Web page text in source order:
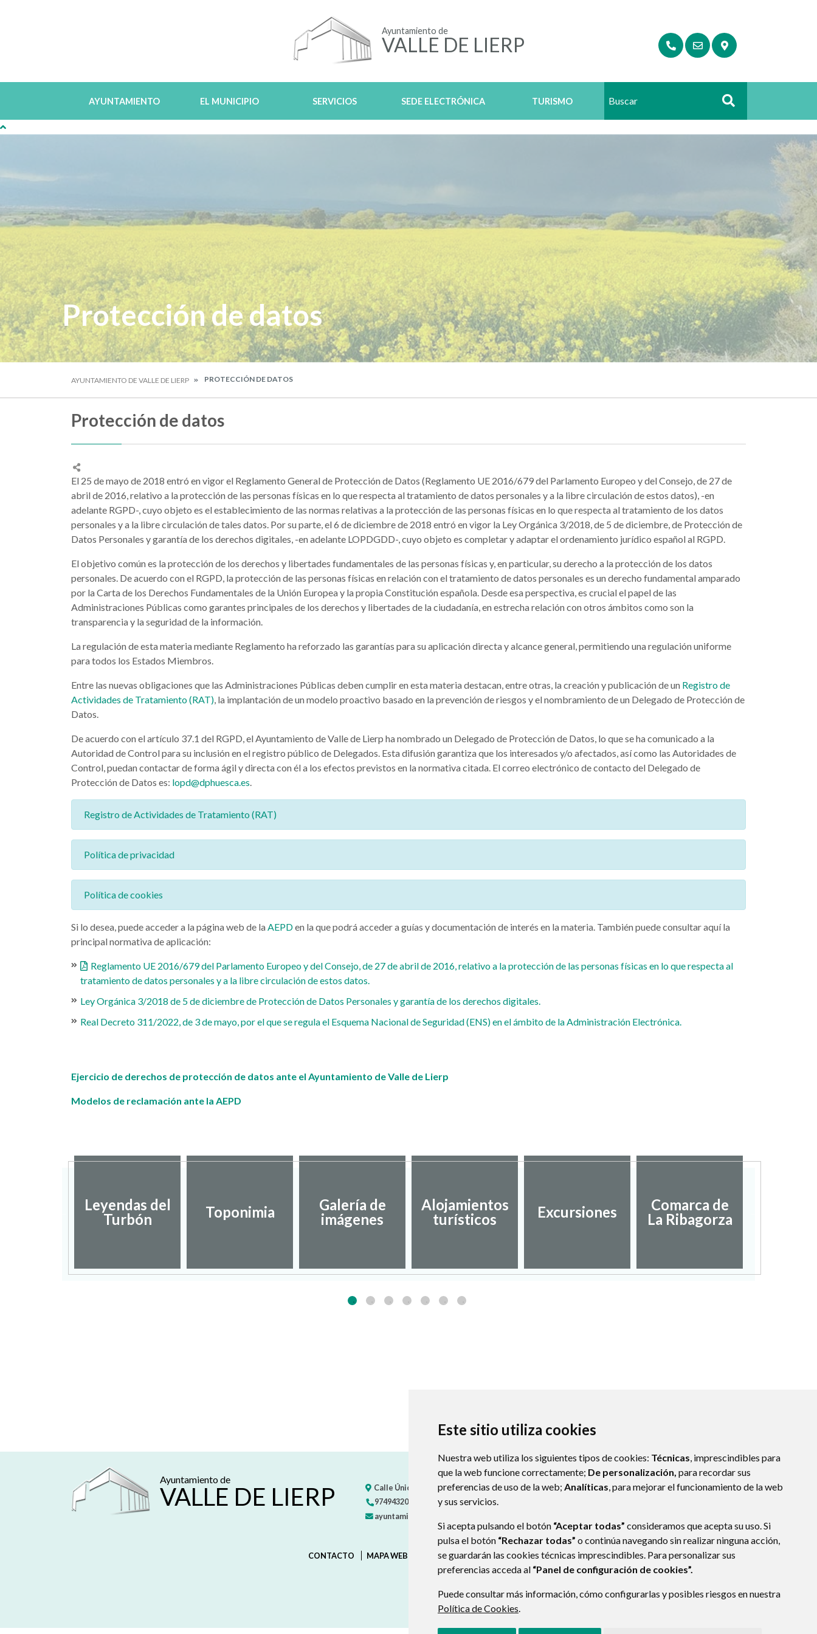
Este sitio utiliza cookies
Nuestra web utiliza los siguientes tipos de cookies: Técnicas, imprescindibles para
que la web funcione correctamente; De personalización, para recordar sus
preferencias de uso de la web; Analíticas, para mejorar el funcionamiento de la web
y sus servicios.
Si acepta pulsando el botón “Aceptar todas” consideramos que acepta su uso. Si
pulsa el botón “Rechazar todas” o continúa navegando sin realizar ninguna acción,
se guardarán las cookies técnicas imprescindibles. Para personalizar sus
preferencias acceda al “Panel de configuración de cookies”.
Puede consultar más información, cómo configurarlas y posibles riesgos en nuestra
Política de Cookies.
Ayuntamiento de
VALLE DE LIERP
AYUNTAMIENTO EL MUNICIPIO SERVICIOS SEDE ELECTRÓNICA TURISMO Buscar
Protección de datos
AYUNTAMIENTO DE VALLE DE LIERP PROTECCIÓN DE DATOS
Protección de datos
El 25 de mayo de 2018 entró en vigor el Reglamento General de Protección de Datos (Reglamento UE 2016/679 del Parlamento Europeo y del Consejo, de 27 de
abril de 2016, relativo a la protección de las personas físicas en lo que respecta al tratamiento de datos personales y a la libre circulación de estos datos), -en
adelante RGPD-, cuyo objeto es el establecimiento de las normas relativas a la protección de las personas físicas en lo que respecta al tratamiento de los datos
personales y a la libre circulación de tales datos. Por su parte, el 6 de diciembre de 2018 entró en vigor la Ley Orgánica 3/2018, de 5 de diciembre, de Protección de
Datos Personales y garantía de los derechos digitales, -en adelante LOPDGDD-, cuyo objeto es completar y adaptar el ordenamiento jurídico español al RGPD.
El objetivo común es la protección de los derechos y libertades fundamentales de las personas físicas y, en particular, su derecho a la protección de los datos
personales. De acuerdo con el RGPD, la protección de las personas físicas en relación con el tratamiento de datos personales es un derecho fundamental amparado
por la Carta de los Derechos Fundamentales de la Unión Europea y la propia Constitución española. Desde esa perspectiva, es crucial el papel de las
Administraciones Públicas como garantes principales de los derechos y libertades de la ciudadanía, en estrecha relación con otros ámbitos como son la
transparencia y la seguridad de la información.
La regulación de esta materia mediante Reglamento ha reforzado las garantías para su aplicación directa y alcance general, permitiendo una regulación uniforme
para todos los Estados Miembros.
Entre las nuevas obligaciones que las Administraciones Públicas deben cumplir en esta materia destacan, entre otras, la creación y publicación de un Registro de
Actividades de Tratamiento (RAT), la implantación de un modelo proactivo basado en la prevención de riesgos y el nombramiento de un Delegado de Protección de
Datos.
De acuerdo con el artículo 37.1 del RGPD, el Ayuntamiento de Valle de Lierp ha nombrado un Delegado de Protección de Datos, lo que se ha comunicado a la
Autoridad de Control para su inclusión en el registro público de Delegados. Esta difusión garantiza que los interesados y/o afectados, así como las Autoridades de
Control, puedan contactar de forma ágil y directa con él a los efectos previstos en la normativa citada. El correo electrónico de contacto del Delegado de
Protección de Datos es: lopd@dphuesca.es.
Registro de Actividades de Tratamiento (RAT)
Política de privacidad
Política de cookies
Si lo desea, puede acceder a la página web de la AEPDen la que podrá acceder a guías y documentación de interés en la materia. También puede consultar aquí la
principal normativa de aplicación:
Reglamento UE 2016/679 del Parlamento Europeo y del Consejo, de 27 de abril de 2016, relativo a la protección de las personas físicas en lo que respecta al
tratamiento de datos personales y a la libre circulación de estos datos.
Ley Orgánica 3/2018 de 5 de diciembre de Protección de Datos Personales y garantía de los derechos digitales.
Real Decreto 311/2022, de 3 de mayo, por el que se regula el Esquema Nacional de Seguridad (ENS) en el ámbito de la Administración Electrónica.
Ejercicio de derechos de protección de datos ante el Ayuntamiento de Valle de Lierp
Modelos de reclamación ante la AEPD
Leyendas del
Turbón
Toponimia
Galería de
imágenes
Alojamientos
turísticos
Excursiones
Comarca de
La Ribagorza
Ayuntamiento de
VALLE DE LIERP Calle Única, s/n 22451EGEA (HUESCA)- ARAGÓN(ESPAÑA)
974943201
722533406
ayuntamiento@vallelierp.es
CONTACTO MAPA WEB AVISO LEGAL PROTECCIÓN DE DATOS ACCESIBILIDAD POLÍTICA DE COOKIES